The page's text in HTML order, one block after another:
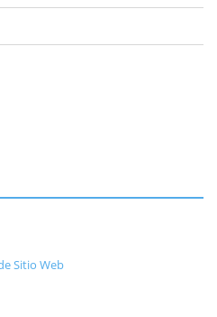
Sitio Web